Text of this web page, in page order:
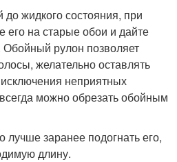
жидкого состояния, при
его на старые обои и дайте
рулон позволяет
желательно оставлять
неприятных
можно обрезать обойным
лучше заранее подогнать его,
длину.